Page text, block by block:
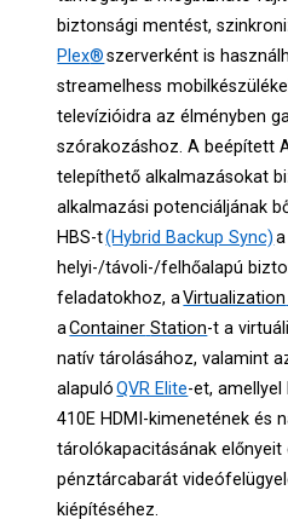
biztonsági mentést,
Plex®szerverként is
streamelhess
televízióidra az élményben
szórakozáshoz. A beépített
telepíthető alkalmazásokat
alkalmazási potenciáljának
HBS-t(Hybrid Backup Sync)
helyi-/távoli-/felhőalapú
feladatokhoz, aVirtualization
aContainer Station-t a
natív tárolásához, valamint
alapulóQVR Elite-et,
410E HDMI-kimenetének és
tárolókapacitásának előnyeit
pénztárcabarát
kiépítéséhez.